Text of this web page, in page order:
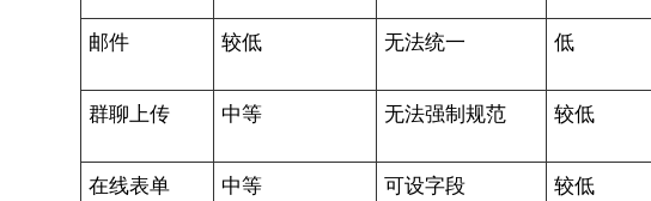
邮件 较低 无法统一 低
群聊上传 中等 无法强制规范 较低
在线表单 中等 可设字段 较低